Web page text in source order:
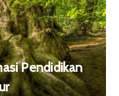
Pendidikan